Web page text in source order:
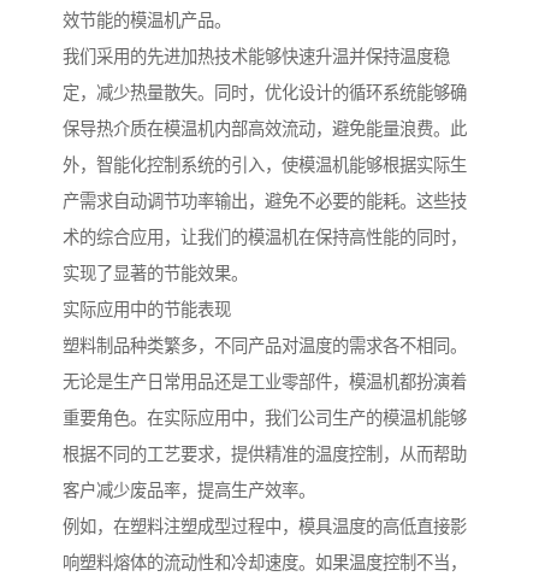
效节能的模温机产品。
我们采用的先进加热技术能够快速升温并保持温度稳
定，减少热量散失。同时，优化设计的循环系统能够确
保导热介质在模温机内部高效流动，避免能量浪费。此
外，智能化控制系统的引入，使模温机能够根据实际生
产需求自动调节功率输出，避免不必要的能耗。这些技
术的综合应用，让我们的模温机在保持高性能的同时，
实现了显著的节能效果。
实际应用中的节能表现
塑料制品种类繁多，不同产品对温度的需求各不相同。
无论是生产日常用品还是工业零部件，模温机都扮演着
重要角色。在实际应用中，我们公司生产的模温机能够
根据不同的工艺要求，提供精准的温度控制，从而帮助
客户减少废品率，提高生产效率。
例如，在塑料注塑成型过程中，模具温度的高低直接影
响塑料熔体的流动性和冷却速度。如果温度控制不当，